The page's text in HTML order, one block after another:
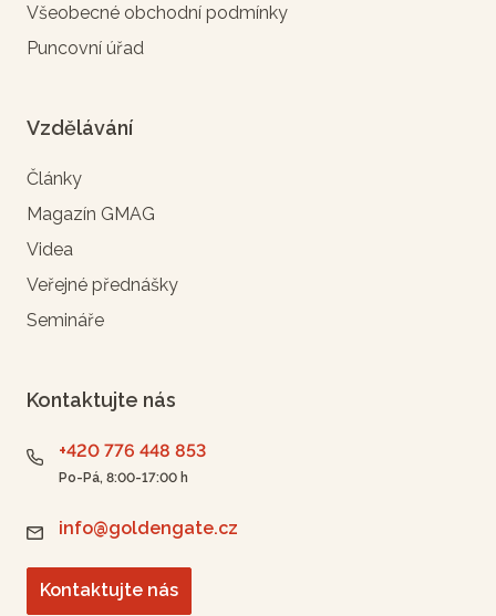
Všeobecné obchodní podmínky
Puncovní úřad
Vzdělávání
Články
Magazín GMAG
Videa
Veřejné přednášky
Semináře
Kontaktujte nás
+420 776 448 853
Po-Pá, 8:00-17:00 h
info@goldengate.cz
Kontaktujte nás